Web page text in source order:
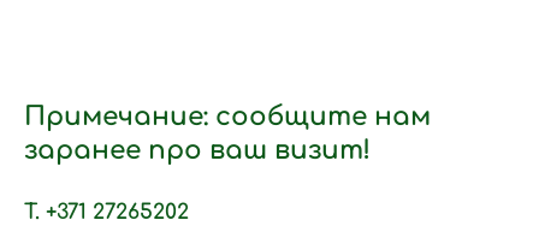
Примечание: сообщите нам
заранее про ваш визит!
T. +371 27265202